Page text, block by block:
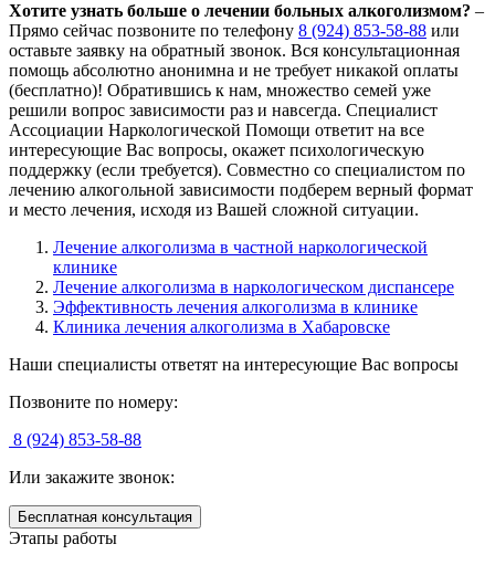
Хотите узнать больше о лечении больных алкоголизмом? –
Прямо сейчас позвоните по телефону 8 (924) 853-58-88 или
оставьте заявку на обратный звонок. Вся консультационная
помощь абсолютно анонимна и не требует никакой оплаты
(бесплатно)! Обратившись к нам, множество семей уже
решили вопрос зависимости раз и навсегда. Специалист
Ассоциации Наркологической Помощи ответит на все
интересующие Вас вопросы, окажет психологическую
поддержку (если требуется). Совместно со специалистом по
лечению алкогольной зависимости подберем верный формат
и место лечения, исходя из Вашей сложной ситуации.
Лечение алкоголизма в частной наркологической
клинике
Лечение алкоголизма в наркологическом диспансере
Эффективность лечения алкоголизма в клинике
Клиника лечения алкоголизма в Хабаровске
Наши специалисты ответят на интересующие Вас вопросы
Позвоните по номеру:
8 (924) 853-58-88
Или закажите звонок:
Бесплатная консультация
Этапы работы